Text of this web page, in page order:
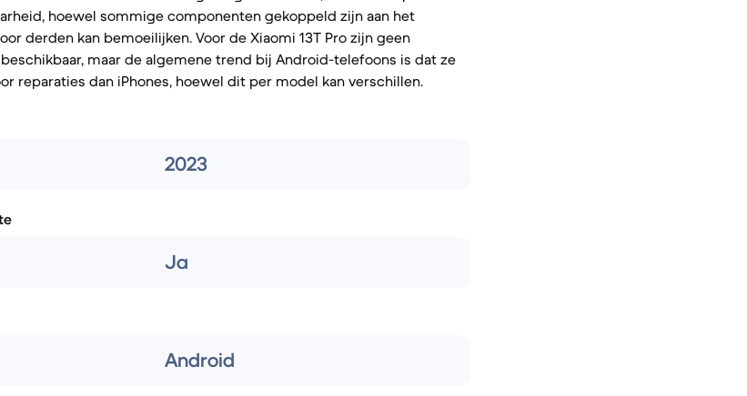
hoewel sommige componenten gekoppeld zijn aan het
derden kan bemoeilijken. Voor de Xiaomi 13T Pro zijn geen
maar de algemene trend bij Android-telefoons is dat ze
reparaties dan iPhones, hoewel dit per model kan verschillen.
2023
Ja
Android